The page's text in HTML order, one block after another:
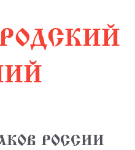
РОССИИ